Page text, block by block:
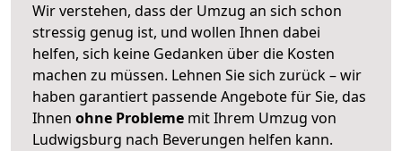
Wir verstehen, dass der Umzug an sich schon
stressig genug ist, und wollen Ihnen dabei
helfen, sich keine Gedanken über die Kosten
machen zu müssen. Lehnen Sie sich zurück – wir
haben garantiert passende Angebote für Sie, das
Ihnen ohne Probleme mit Ihrem Umzug von
Ludwigsburg nach Beverungen helfen kann.